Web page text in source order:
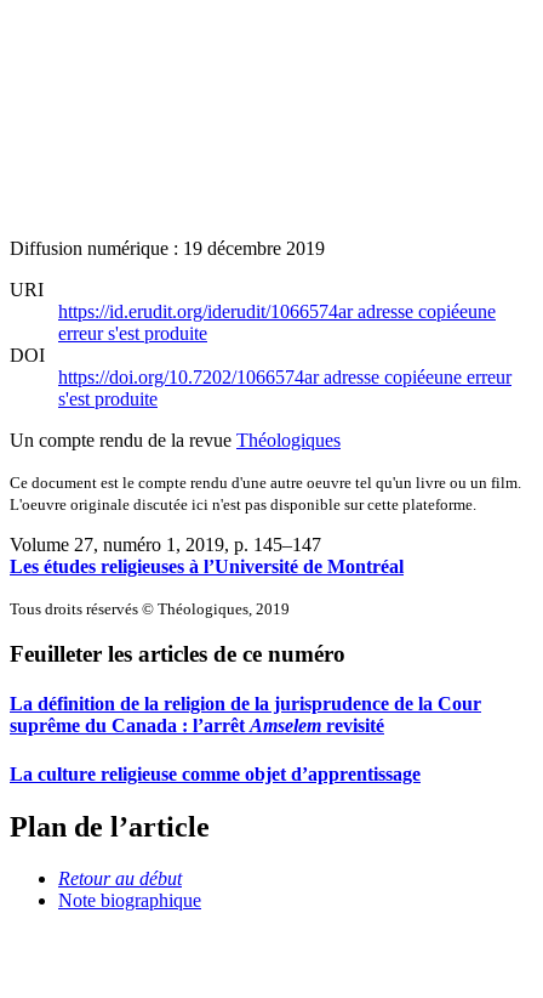
Diffusion numérique : 19 décembre 2019
URI
https://id.erudit.org/iderudit/1066574aradresse copiéeune
erreur s'est produite
DOI
https://doi.org/10.7202/1066574aradresse copiéeune erreur
s'est produite
Un compte rendu de la revue Théologiques
Ce document est le compte rendu d'une autre oeuvre tel qu'un livre ou un film.
L'oeuvre originale discutée ici n'est pas disponible sur cette plateforme.
Volume 27, numéro 1, 2019, p. 145–147
Les études religieuses à l’Université de Montréal
Tous droits réservés © Théologiques, 2019
Feuilleter les articles de ce numéro
La définition de la religion de la jurisprudence de la Cour
suprême du Canada : l’arrêtAmselem revisité
La culture religieuse comme objet d’apprentissage
Plan de l’article
Retour au début
Note biographique